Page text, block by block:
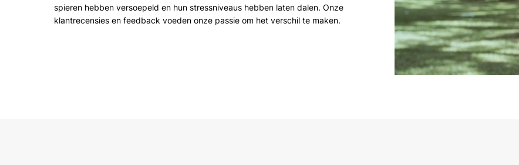
spieren hebben versoepeld en hun stressniveaus hebben laten dalen. Onze
klantrecensies en feedback voeden onze passie om het verschil te maken.